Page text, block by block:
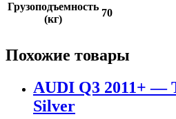
Грузоподъемность
(кг)
70
Похожие товары
AUDI Q3 2011+ —
Silver